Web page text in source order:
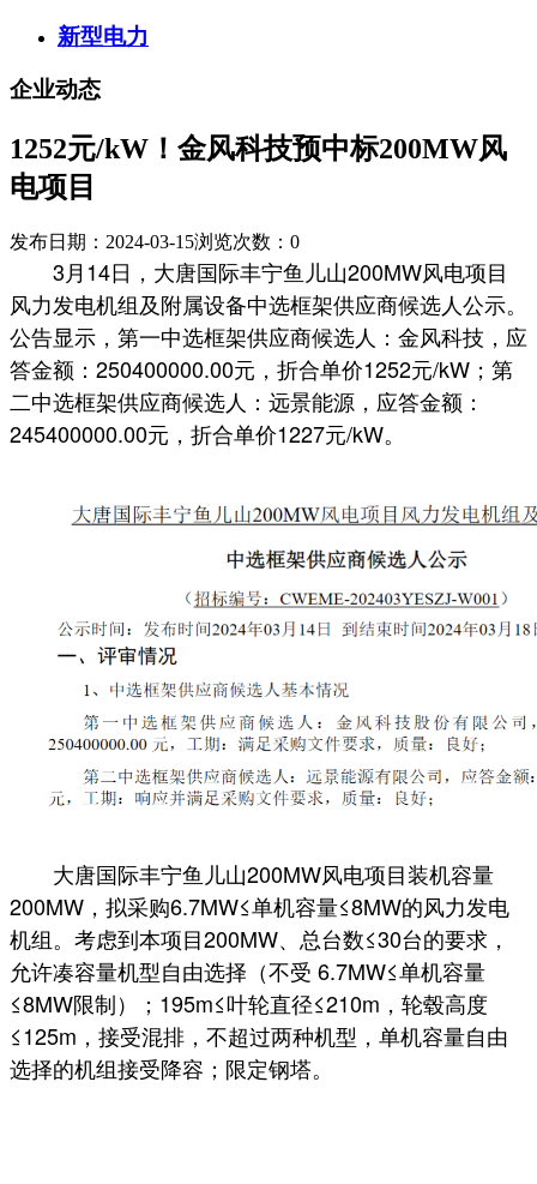
新型电力
企业动态
1252元/kW！金风科技预中标200MW风
电项目
发布日期：2024-03-15浏览次数： 0
3月14日，大唐国际丰宁鱼儿山200MW风电项目
风力发电机组及附属设备中选框架供应商候选人公示。
公告显示，第一中选框架供应商候选人：金风科技，应
答金额：250400000.00元，折合单价1252元/kW；第
二中选框架供应商候选人：远景能源，应答金额：
245400000.00元，折合单价1227元/kW。
大唐国际丰宁鱼儿山200MW风电项目装机容量
200MW，拟采购6.7MW≤单机容量≤8MW的风力发电
机组。考虑到本项目200MW、总台数≤30台的要求，
允许凑容量机型自由选择（不受 6.7MW≤单机容量
≤8MW限制）；195m≤叶轮直径≤210m，轮毂高度
≤125m，接受混排，不超过两种机型，单机容量自由
选择的机组接受降容；限定钢塔。